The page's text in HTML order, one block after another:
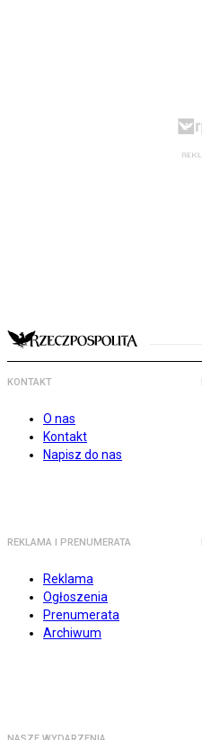
KONTAKT
O nas
Kontakt
Napisz do nas
REKLAMA I PRENUMERATA
Reklama
Ogłoszenia
Prenumerata
Archiwum